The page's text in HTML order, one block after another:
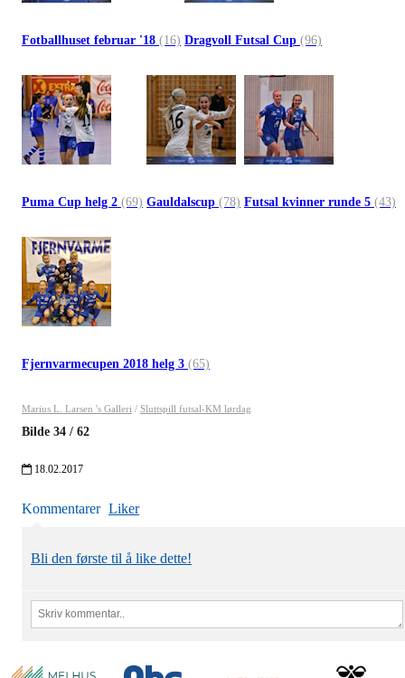
Fotballhuset februar '18 (16) Dragvoll Futsal Cup (96)
Puma Cup helg 2 (69) Gauldalscup (78) Futsal kvinner runde 5 (43)
Fjernvarmecupen 2018 helg 3 (65)
Marius L. Larsen 's Galleri / Sluttspill futsal-KM lørdag
Bilde 34 / 62
18.02.2017
Kommentarer Liker
Bli den første til å like dette!